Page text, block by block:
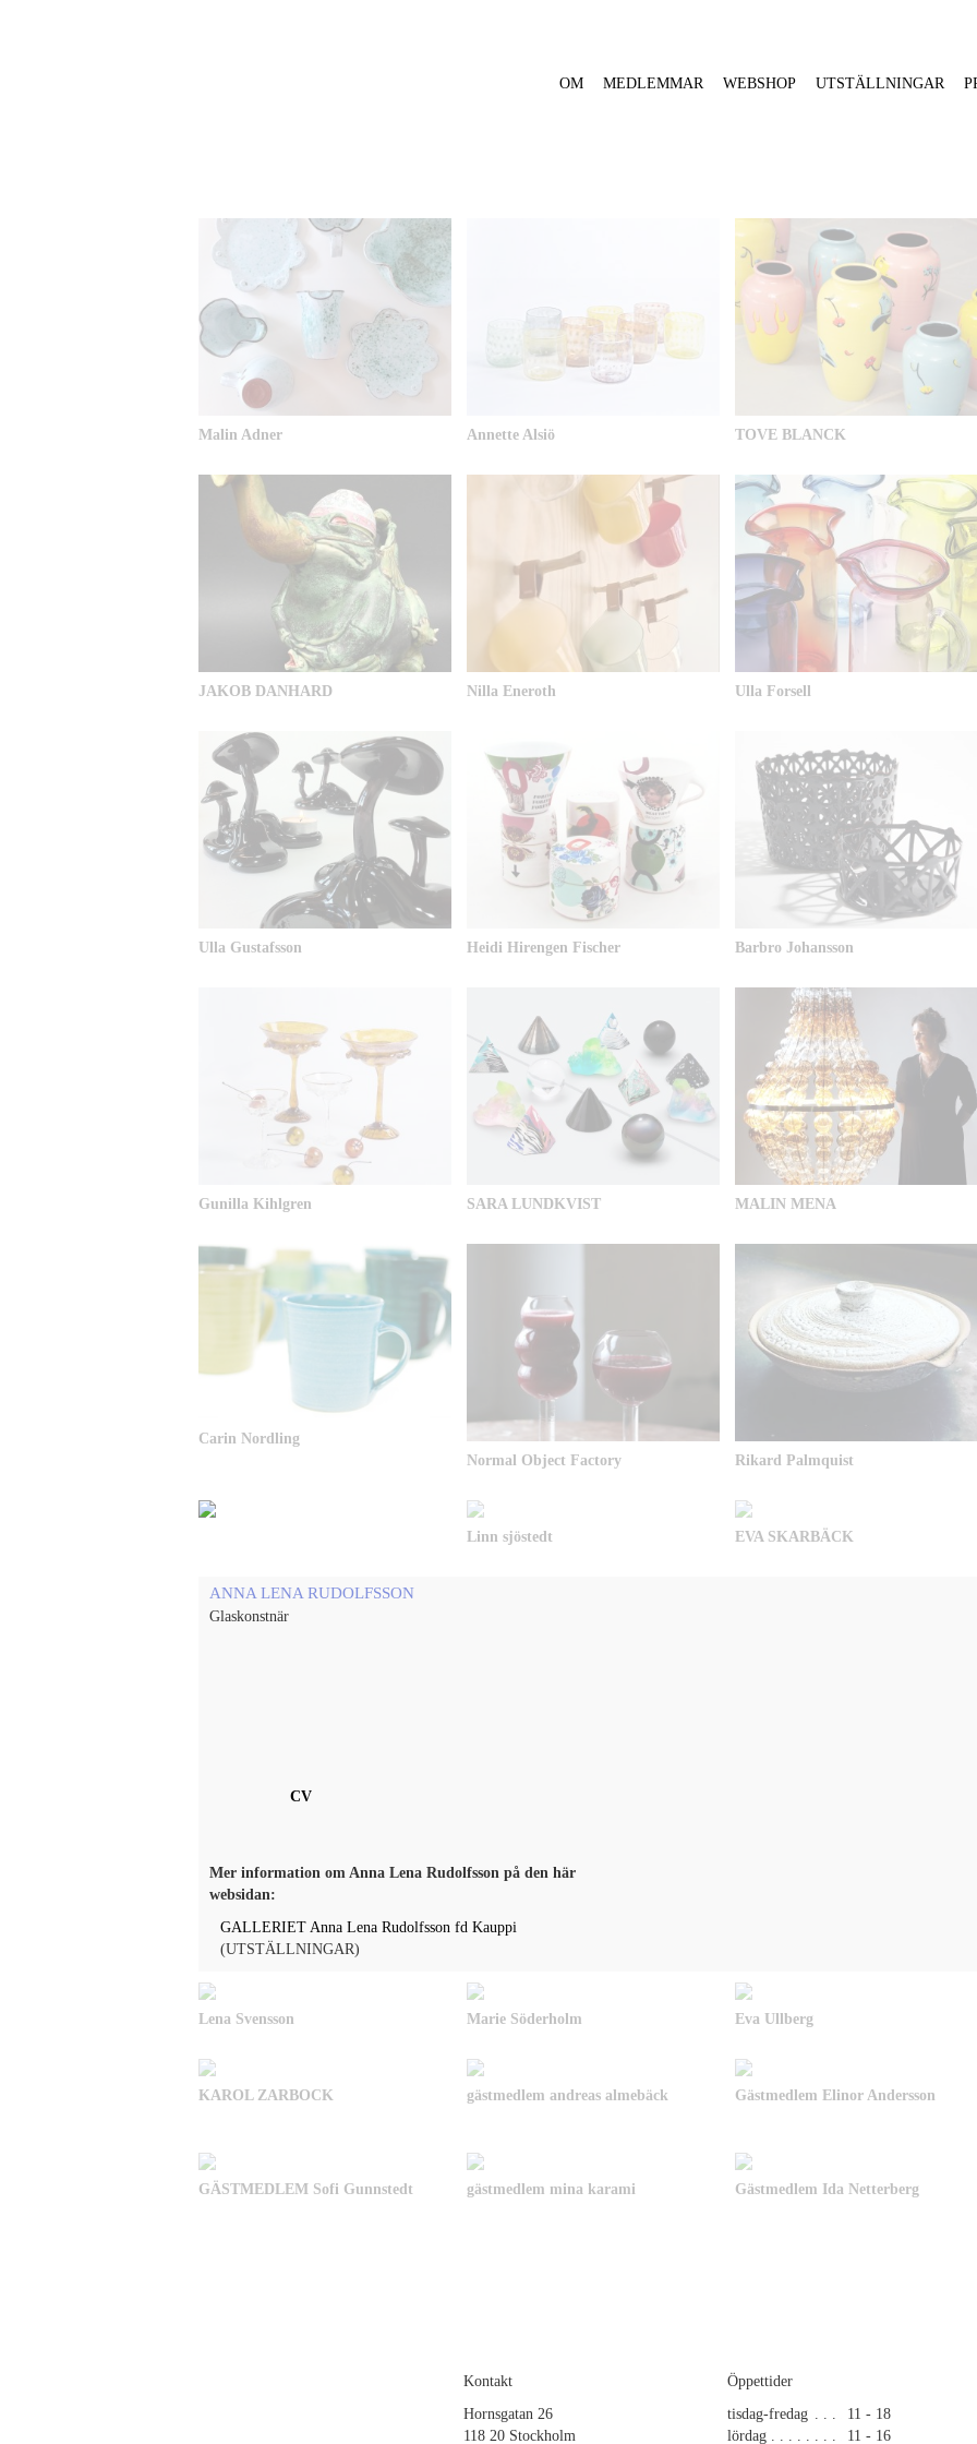
OM MEDLEMMAR WEBSHOP UTSTÄLLNINGAR
Malin Adner Annette Alsiö TOVE BLANCK
JAKOB DANHARD Nilla Eneroth Ulla Forsell
Ulla Gustafsson Heidi Hirengen Fischer Barbro Johansson
Gunilla Kihlgren SARA LUNDKVIST MALIN MENA
Carin Nordling
Normal Object Factory
Rikard Palmquist
ANNA LENA RUDOLFSSON
Glaskonstnär
CV
Mer information om Anna Lena Rudolfsson på den här
websidan:
GALLERIET Anna Lena Rudolfsson fd Kauppi
(UTSTÄLLNINGAR)
Linn sjöstedt EVA SKARBÄCK
Lena Svensson Marie Söderholm Eva Ullberg
KAROL ZARBOCK gästmedlem andreas almebäck Gästmedlem Elinor Andersson
GÄSTMEDLEM Sofi Gunnstedt gästmedlem mina karami Gästmedlem Ida Netterberg
Kontakt
Hornsgatan 26
118 20 Stockholm
Öppettider
tisdag-fredag
11 - 18
lördag
11 - 16